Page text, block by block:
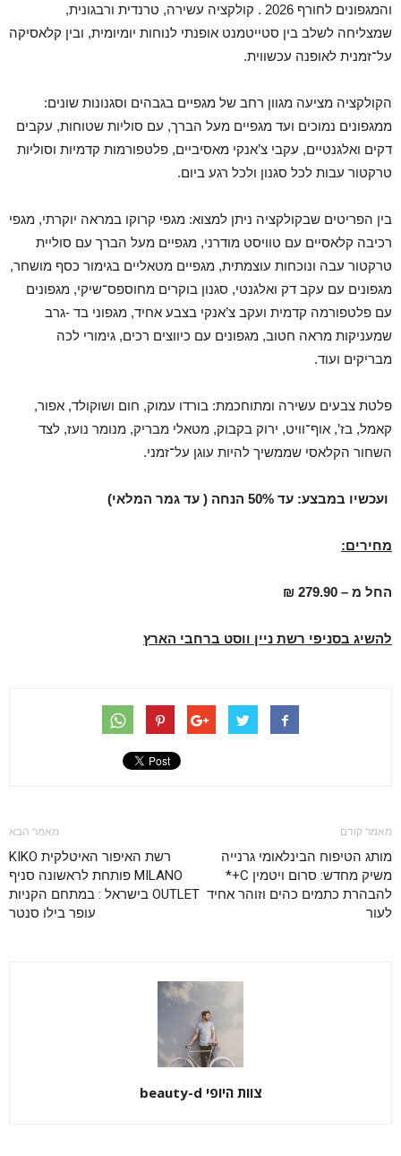
והמגפונים לחורף 2026 . קולקציה עשירה, טרנדית ורבגונית,
שמצליחה לשלב בין סטייטמנט אופנתי לנוחות יומיומית, ובין קלאסיקה
על־זמנית לאופנה עכשווית.
הקולקציה מציעה מגוון רחב של מגפיים בגבהים וסגנונות שונים:
ממגפונים נמוכים ועד מגפיים מעל הברך, עם סוליות שטוחות, עקבים
דקים ואלגנטיים, עקבי צ’אנקי מאסיביים, פלטפורמות קדמיות וסוליות
טרקטור עבות לכל סגנון ולכל רגע ביום.
בין הפריטים שבקולקציה ניתן למצוא: מגפי קרוקו במראה יוקרתי, מגפי
רכיבה קלאסיים עם טוויסט מודרני, מגפיים מעל הברך עם סוליית
טרקטור עבה ונוכחות עוצמתית, מגפיים מטאליים בגימור כסף מושחר,
מגפונים עם עקב דק ואלגנטי, סגנון בוקרים מחוספס־שיקי, מגפונים
עם פלטפורמה קדמית ועקב צ’אנקי בצבע אחיד, מגפוני בד -גרב
שמעניקות מראה חטוב, מגפונים עם כיווצים רכים, גימורי לכה
מבריקים ועוד.
פלטת צבעים עשירה ומתוחכמת: בורדו עמוק, חום ושוקולד, אפור,
קאמל, בז’, אוף־וויט, ירוק בקבוק, מטאלי מבריק, מנומר נועז, לצד
השחור הקלאסי שממשיך להיות עוגן על־זמני.
ועכשיו במבצע: עד 50% הנחה ( עד גמר המלאי)
מחירים:
החל מ – 279.90 ₪
להשיג בסניפי רשת ניין ווסט ברחבי הארץ
מאמר קודם
מותג הטיפוח הבינלאומי גרנייה
משיק מחדש: סרום ויטמין C+*
להבהרת כתמים כהים וזוהר אחיד
לעור
מאמר הבא
רשת האיפור האיטלקית KIKO
MILANO פותחת לראשונה סניף
OUTLET בישראל : במתחם הקניות
עופר בילו סנטר
צוות היופי beauty-d